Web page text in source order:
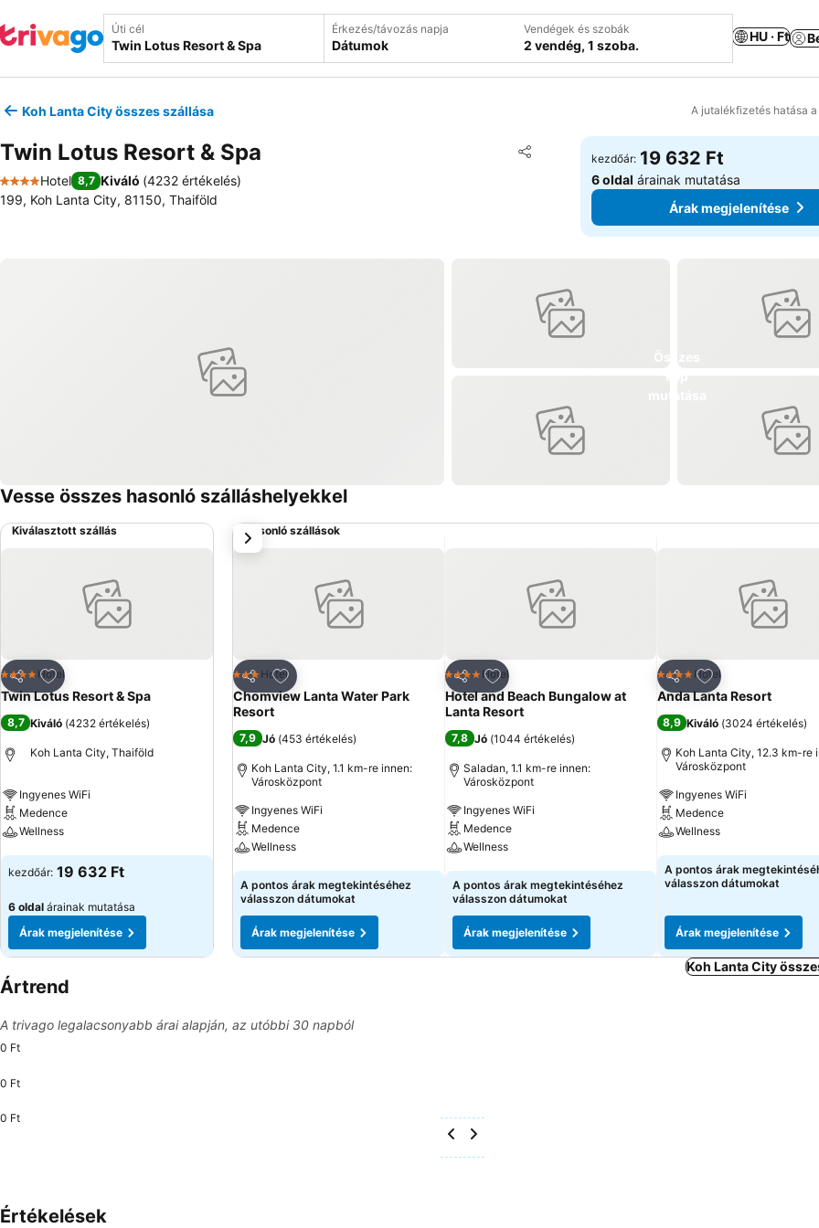
Úti cél Érkezés/távozás napja
Dátumok
Vendégek és szobák
2 vendég, 1 szoba.
HU · Ft
Koh Lanta City összes szállása A jutalékfizetés hatása
Twin Lotus Resort & Spa Megosztás
Hozzáadás a kedvencekhez
4 Kategória
Hotel 8,7 Kiváló (4232 értékelés)
199, Koh Lanta City, 81150, Thaiföld
kezdőár: 19 632 Ft
6 oldal árainak mutatása
Árak megjelenítése
Vesse összes hasonló szálláshelyekkel
Kiválasztott szállás
Megosztás
Hozzáadás a kedvencekhez
4 Kategória
Hotel
Twin Lotus Resort & Spa
8,7 Kiváló (4232 értékelés)
Koh Lanta City, Thaiföld
Ingyenes WiFi
Medence
Wellness
Árak megjelenítése
kezdőár: 19 632 Ft
6 oldal árainak mutatása
Árak megjelenítése
Hasonló szállások
Megosztás
Hozzáadás a kedvencekhez
3 Kategória
Hotel
Chomview Lanta Water Park
Resort
7,9 Jó (453 értékelés)
Koh Lanta City, 1.1 km-re innen:
Városközpont
Ingyenes WiFi
Medence
Wellness
Árak megjelenítése
A pontos árak megtekintéséhez
válasszon dátumokat
Árak megjelenítése
Megosztás
Hozzáadás a kedvencekhez
4 Kategória
Hotel
Hotel and Beach Bungalow at
Lanta Resort
7,8 Jó (1044 értékelés)
Saladan, 1.1 km-re innen:
Városközpont
Ingyenes WiFi
Medence
Wellness
Árak megjelenítése
A pontos árak megtekintéséhez
válasszon dátumokat
Árak megjelenítése
Megosztás
Hozzáadás a
4 Kategória
Hotel
Anda Lanta Resort
8,9 Kiváló (3024 értékelés)
Koh Lanta City, 12.3 km-re
Városközpont
Ingyenes WiFi
Medence
Wellness
Árak megjelenítése
A pontos árak
válasszon dátumokat
Árak megjelenítése
következő
Koh Lanta City
Ártrend
A trivago legalacsonyabb árai alapján, az utóbbi 30 napból
0 Ft
0 Ft
0 Ft
Értékelések